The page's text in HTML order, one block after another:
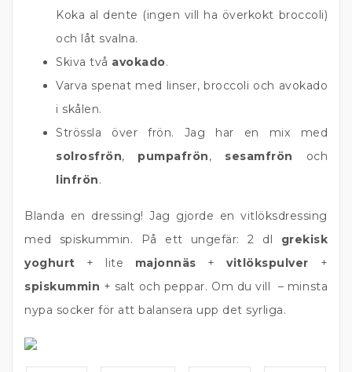
Koka al dente (ingen vill ha överkokt broccoli)
och låt svalna.
Skiva två avokado.
Varva spenat med linser, broccoli och avokado
i skålen.
Strössla över frön. Jag har en mix med
solrosfrön, pumpafrön, sesamfrön och
linfrön.
Blanda en dressing! Jag gjorde en vitlöksdressing
med spiskummin. På ett ungefär: 2 dl grekisk
yoghurt + lite majonnäs +vitlökspulver +
spiskummin + salt och peppar. Om du vill – minsta
nypa socker för att balansera upp det syrliga.